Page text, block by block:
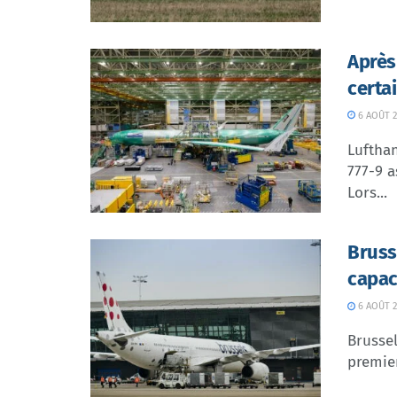
6 AOÛT
777-9
Lors...
6 AOÛT